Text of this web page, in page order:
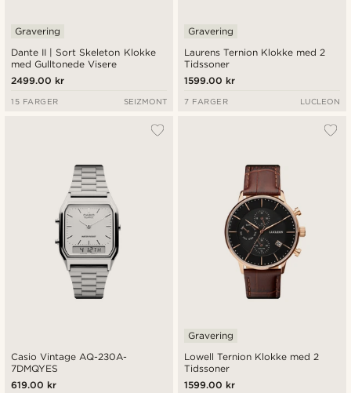
Dante II | Sort Skeleton Klokke
med Gulltonede Visere
Gravering
2499.00 kr
15 FARGER SEIZMONT
Laurens Ternion Klokke med 2
Tidssoner
Gravering
1599.00 kr
7 FARGER LUCLEON
Casio Vintage AQ-230A-
7DMQYES
619.00 kr
Lowell Ternion Klokke med 2
Tidssoner
Gravering
1599.00 kr